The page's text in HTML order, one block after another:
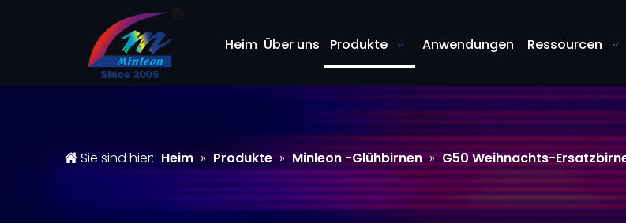
Heim Über uns Produkte Anwendungen Ressourcen
Sie sind hier: Heim » Produkte » Minleon -Glühbirnen » G50 Weihnachts-